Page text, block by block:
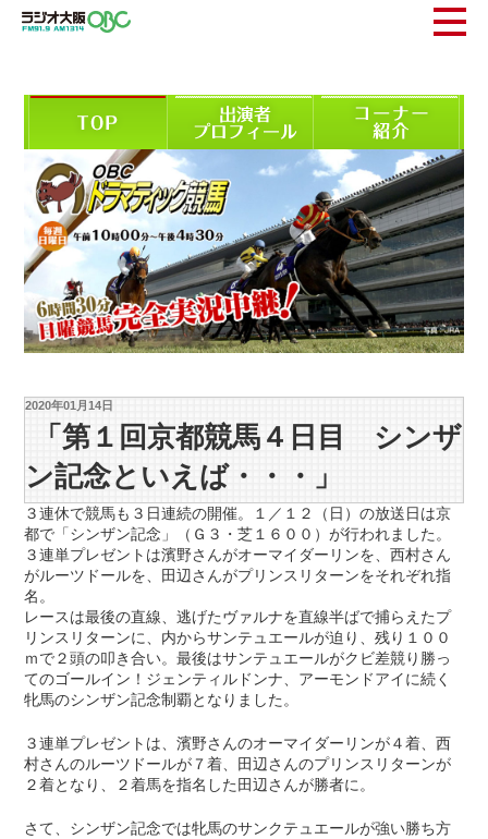
2020年01月14日
「第１回京都競馬４日目 シンザ
ン記念といえば・・・」
３連休で競馬も３日連続の開催。１／１２（日）の放送日は京
都で「シンザン記念」（Ｇ３・芝１６００）が行われました。
３連単プレゼントは濱野さんがオーマイダーリンを、西村さん
がルーツドールを、田辺さんがプリンスリターンをそれぞれ指
名。
レースは最後の直線、逃げたヴァルナを直線半ばで捕らえたプ
リンスリターンに、内からサンテュエールが迫り、残り１００
ｍで２頭の叩き合い。最後はサンテュエールがクビ差競り勝っ
てのゴールイン！ジェンティルドンナ、アーモンドアイに続く
牝馬のシンザン記念制覇となりました。
３連単プレゼントは、濱野さんのオーマイダーリンが４着、西
村さんのルーツドールが７着、田辺さんのプリンスリターンが
２着となり、２着馬を指名した田辺さんが勝者に。
さて、シンザン記念では牝馬のサンクテュエールが強い勝ち方